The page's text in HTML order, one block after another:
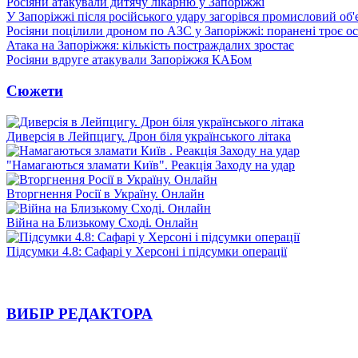
У Запоріжжі після російського удару загорівся промисловий
Росіяни поцілили дроном по АЗС у Запоріжжі: поранені троє
Атака на Запоріжжя: кількість постраждалих зростає
Росіяни вдруге атакували Запоріжжя КАБом
Сюжети
Диверсія в Лейпцигу. Дрон біля українського літака
"Намагаються зламати Київ". Реакція Заходу на удар
Вторгнення Росії в Україну. Онлайн
Війна на Близькому Сході. Онлайн
Підсумки 4.8: Сафарі у Херсоні і підсумки операції
ВИБІР РЕДАКТОРА